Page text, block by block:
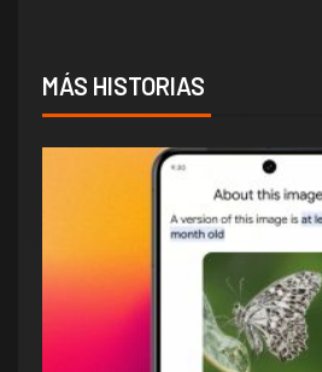
MÁS HISTORIAS